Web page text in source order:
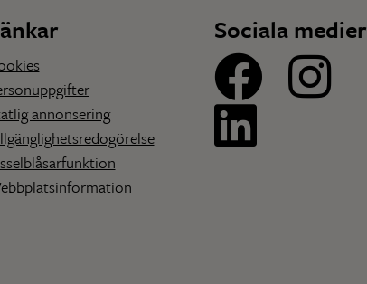
annonsering
Sociala medier